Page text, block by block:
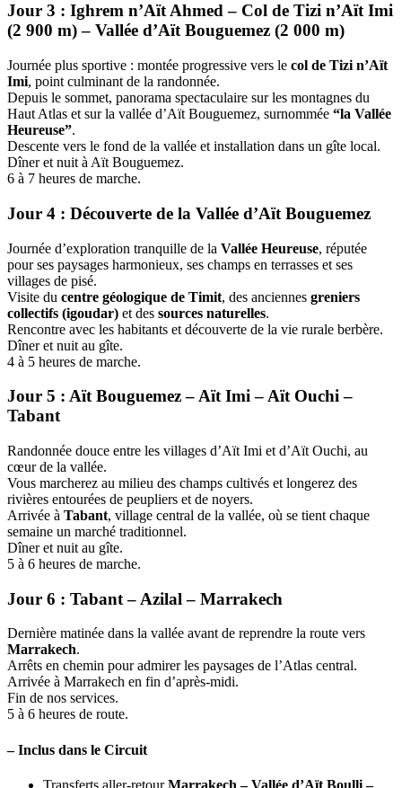
Jour 3 : Ighrem n’Aït Ahmed – Col de Tizi n’Aït Imi
(2 900 m) – Vallée d’Aït Bouguemez (2 000 m)
Journée plus sportive : montée progressive vers le col de Tizi n’Aït
Imi, point culminant de la randonnée.
Depuis le sommet, panorama spectaculaire sur les montagnes du
Haut Atlas et sur la vallée d’Aït Bouguemez, surnommée “la Vallée
Heureuse”.
Descente vers le fond de la vallée et installation dans un gîte local.
Dîner et nuit à Aït Bouguemez.
6 à 7 heures de marche.
Jour 4 : Découverte de la Vallée d’Aït Bouguemez
Journée d’exploration tranquille de la Vallée Heureuse, réputée
pour ses paysages harmonieux, ses champs en terrasses et ses
villages de pisé.
Visite du centre géologique de Timit, des anciennes greniers
collectifs (igoudar) et des sources naturelles.
Rencontre avec les habitants et découverte de la vie rurale berbère.
Dîner et nuit au gîte.
4 à 5 heures de marche.
Jour 5 : Aït Bouguemez – Aït Imi – Aït Ouchi –
Tabant
Randonnée douce entre les villages d’Aït Imi et d’Aït Ouchi, au
cœur de la vallée.
Vous marcherez au milieu des champs cultivés et longerez des
rivières entourées de peupliers et de noyers.
Arrivée à Tabant, village central de la vallée, où se tient chaque
semaine un marché traditionnel.
Dîner et nuit au gîte.
5 à 6 heures de marche.
Jour 6 : Tabant – Azilal – Marrakech
Dernière matinée dans la vallée avant de reprendre la route vers
Marrakech.
Arrêts en chemin pour admirer les paysages de l’Atlas central.
Arrivée à Marrakech en fin d’après-midi.
Fin de nos services.
5 à 6 heures de route.
–Inclus dans le Circuit
Transferts aller-retourMarrakech – Vallée d’Aït Boulli –